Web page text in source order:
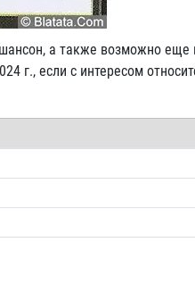
а также возможно еще
г., если с интересом